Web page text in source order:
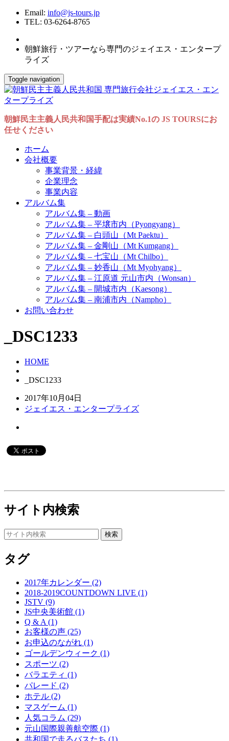
Email: info@js-tours.jp
TEL: 03-6264-8765
朝鮮旅行・ツアーなら専門のジェイエス・エンタープ
ライズ
Toggle navigation
朝鮮民主主義人民共和国手配は実績No.1の JS TOURSにお
任せください
ホーム
会社概要
事業背景・経緯
企業理念
事業内容
アルバム集
アルバム集 – 動画
アルバム集 – 平壌市内（Pyongyang）
アルバム集 – 白頭山（Mt Paektu）
アルバム集 – 金剛山（Mt Kumgang）
アルバム集 – 七宝山（Mt Chilbo）
アルバム集 – 妙香山（Mt Myohyang）
アルバム集 – 江原道 元山市内（Wonsan）
アルバム集 – 開城市内（Kaesong）
アルバム集 – 南浦市内（Nampho）
お問い合わせ
_DSC1233
HOME
_DSC1233
2017年10月04日
ジェイエス・エンタープライズ
サイト内検索
タグ
2017年カレンダー (2)
2018-2019COUNTDOWN LIVE (1)
JSTV (9)
JS中央美術館 (1)
Q & A (1)
お客様の声 (25)
お申込のながれ (1)
ゴールデンウィーク (1)
スポーツ (2)
バラエティ (1)
パレード (2)
ホテル (2)
マスゲーム (1)
人気コラム (29)
元山国際親善航空際 (1)
共和国で走るバスたち (1)